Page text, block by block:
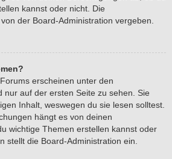
kannst oder nicht. Die
der Board-Administration vergeben.
erscheinen unter den
nur auf der ersten Seite zu sehen. Sie
Inhalt, weswegen du sie lesen solltest.
hängt es von deinen
wichtige Themen erstellen kannst oder
stellt die Board-Administration ein.